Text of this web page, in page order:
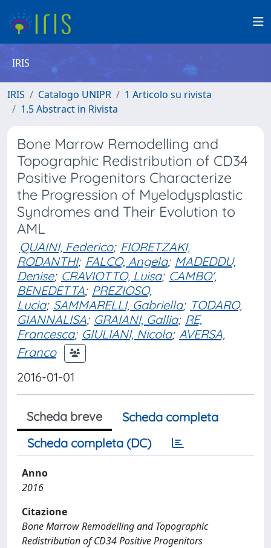
IRIS
IRIS Catalogo UNIPR
1 Articolo su rivista
1.5 Abstract in Rivista
Bone Marrow Remodelling and
Topographic Redistribution of CD34
Positive Progenitors Characterize
the Progression of Myelodysplastic
Syndromes and Their Evolution to
AML
QUAINI, Federico; FIORETZAKI,
RODANTHI; FALCO, Angela; MADEDDU,
Denise; CRAVIOTTO, Luisa; CAMBO',
BENEDETTA; PREZIOSO,
Lucia; SAMMARELLI, Gabriella; TODARO,
GIANNALISA; GRAIANI, Gallia; RE,
Francesca; GIULIANI, Nicola; AVERSA,
Franco
2016-01-01
Scheda breve
Scheda completa
Scheda completa (DC)
Anno
2016
Citazione
Bone Marrow Remodelling and Topographic
Redistribution of CD34 Positive Progenitors